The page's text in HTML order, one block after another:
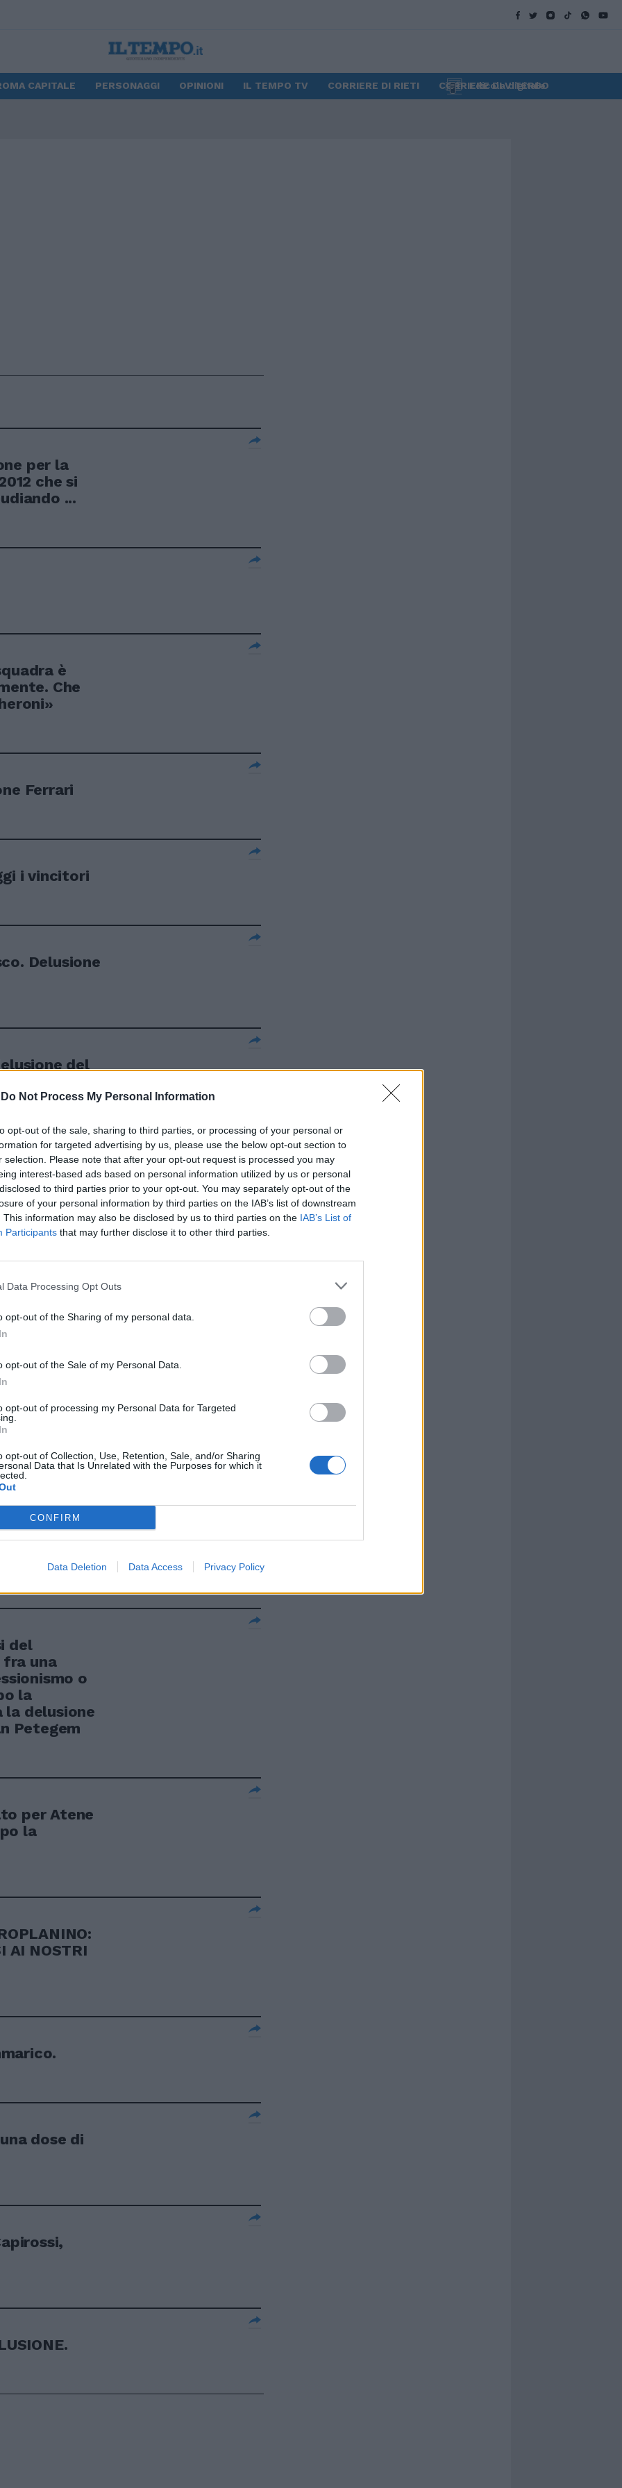
Do Not Process My Personal Information
opt-out of the sale, sharing to third parties, or processing of your personal or
for targeted advertising by us, please use the below opt-out section to
selection. Please note that after your opt-out request is processed you may
interest-based ads based on personal information utilized by us or personal
to third parties prior to your opt-out. You may separately opt-out of the
of your personal information by third parties on the IAB’s list of downstream
This information may also be disclosed by us to third parties on the IAB’s List of
Participants that may further disclose it to other third parties.
Data Processing Opt Outs
opt-out of the Sharing of my personal data.
opt-out of the Sale of my Personal Data.
opt-out of processing my Personal Data for Targeted
opt-out of Collection, Use, Retention, Sale, and/or Sharing
Data that Is Unrelated with the Purposes for which it
CONFIRM
Data Deletion Data Access Privacy Policy
CAPITALE PERSONAGGI OPINIONI IL TEMPO TV CORRIERE DI RIETI CORRIERE DI VITERBO
Edicola digitale
per la
che si
...
è
Che
Ferrari
i vincitori
Delusione
del
alle
il governo
Alemanno:
di no
Italia
mancata
alla ...
tra furti
per il 5/o
apparente.
del
fra una
o
la
la delusione
Petegem
per Atene
la
AI NOSTRI
dose di